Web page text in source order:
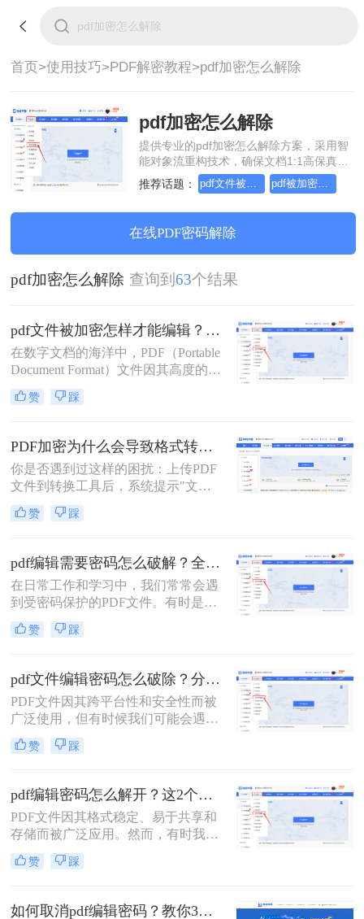
首页>使用技巧>PDF解密教程>pdf加密怎么解除
pdf加密怎么解除
提供专业的pdf加密怎么解除方案，采用智
能对象流重构技术，确保文档1:1高保真还
原且排版不乱码。支持一键批量处理，全
链路 SSL 加密保障隐私安全。助您快速实
公。
推荐话题： pdf文件被加密,怎样才能编辑 pdf被加密无法编辑怎么解除
在线PDF密码解除
pdf加密怎么解除 查询到63个结果
pdf文件被加密怎样才能编辑？这几种操作方法十分简单!！
在数字文档的海洋中，PDF（Portable
Document Format）文件因其高度的可
移植性和良好的排版保持性而备受青
睐。然而，当这些PDF文件被加密以
挑战。本文将深入探讨pdf文件被加密
怎样才能编辑，为您提供实用的解决
方案。
赞 踩
PDF加密为什么会导致格式转换失败？3分钟看懂原因与解决方案！
你是否遇到过这样的困扰：上传PDF
文件到转换工具后，系统提示"文件
加密，无法转换"？90%的PDF格式转
换失败都源于加密问题！那么PDF加
文将深度解析PDF加密与格式转换的
关系，提供安全、合法、零风险的解
决方案，助你轻松解决这一痛点。内
容基于Adobe官方文档，拒绝第三方
风险工具，让你的PDF转换效率提升
300%！
赞 踩
pdf编辑需要密码怎么破解？全面指南与高效方法详解！
在日常工作和学习中，我们常常会遇
到受密码保护的PDF文件。有时是因
为时间久远忘记了密码，有时是接收
了来自同事或客户的加密文件却未能
PDF密码的需求确实存在。那么pdf编
辑需要密码怎么破解呢？
赞 踩
pdf文件编辑密码怎么破除？分享两种方法详解！
PDF文件因其跨平台性和安全性而被
广泛使用，但有时候我们可能会遇到
设置了编辑密码的PDF文件，这限制
了我们对文件的编辑和修改。那么pdf
绍两种破除PDF文件编辑密码的方
法。
赞 踩
pdf编辑密码怎么解开？这2个方法帮你实现！
PDF文件因其格式稳定、易于共享和
存储而被广泛应用。然而，有时我们
会遇到需要编辑或修改受密码保护的
PDF文件的情况。那么pdf编辑密码怎
编辑密码的方法。
赞 踩
如何取消pdf编辑密码？教你3个解密方法！